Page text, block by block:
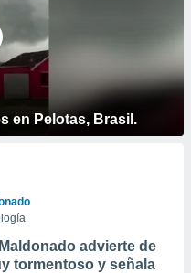
en Pelotas, Brasil.
advierte de
tormentoso y señala